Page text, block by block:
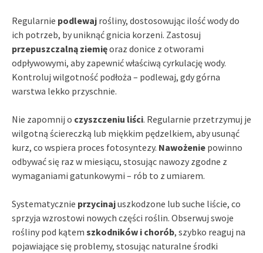
Regularnie podlewaj rośliny, dostosowując ilość wody do
ich potrzeb, by uniknąć gnicia korzeni. Zastosuj
przepuszczalną ziemięoraz donice z otworami
odpływowymi, aby zapewnić właściwą cyrkulację wody.
Kontroluj wilgotność podłoża – podlewaj, gdy górna
warstwa lekko przyschnie.
Nie zapomnij o czyszczeniu liści. Regularnie przetrzymuj je
wilgotną ściereczką lub miękkim pędzelkiem, aby usunąć
kurz, co wspiera proces fotosyntezy. Nawożenie powinno
odbywać się raz w miesiącu, stosując nawozy zgodne z
wymaganiami gatunkowymi – rób to z umiarem.
Systematycznie przycinajuszkodzone lub suche liście, co
sprzyja wzrostowi nowych części roślin. Obserwuj swoje
rośliny pod kątem szkodników i chorób, szybko reaguj na
pojawiające się problemy, stosując naturalne środki